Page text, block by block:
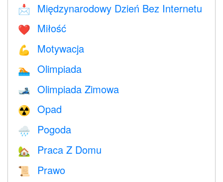
📩 Międzynarodowy Dzień Bez Internetu
❤️️ Miłość
💪 Motywacja
🏊 Olimpiada
🎿 Olimpiada Zimowa
☢️ Opad
🌧 Pogoda
🏡 Praca Z Domu
📜 Prawo